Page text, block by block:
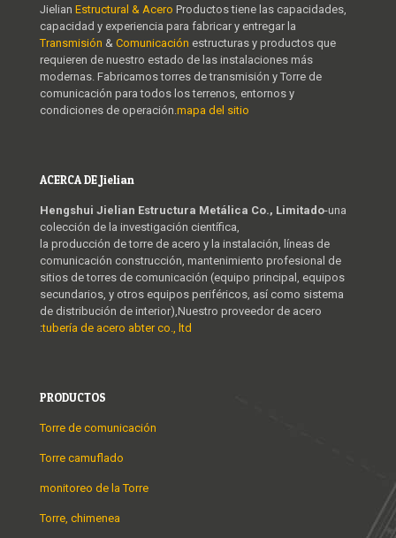
Jielian Estructural & Acero Productos tiene las capacidades,
capacidad y experiencia para fabricar y entregar la
Transmisión & Comunicación estructuras y productos que
requieren de nuestro estado de las instalaciones más
modernas. Fabricamos torres de transmisión y Torre de
comunicación para todos los terrenos, entornos y
condiciones de operación. mapa del sitio
ACERCA DE Jielian
Hengshui Jielian Estructura Metálica Co., Limitado-una
colección de la investigación científica,
la producción de torre de acero y la instalación, líneas de
comunicación construcción, mantenimiento profesional de
sitios de torres de comunicación (equipo principal, equipos
secundarios, y otros equipos periféricos, así como sistema
de distribución de interior),Nuestro proveedor de acero
:tubería de acero abter co., ltd
PRODUCTOS
Torre de comunicación
Torre camuflado
monitoreo de la Torre
Torre, chimenea